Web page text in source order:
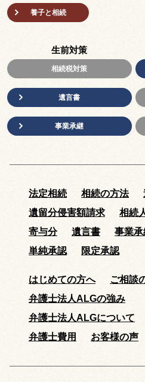
養子と相続
生前対策
相続税対策
遺言書
事業承継
法定相続 相続の方法
遺留分侵害額請求
相続
寄与分
遺言書 事業承
単純承認
限定承認
はじめての方へ
ご相談
弁護士法人ALGの強み
弁護士法人ALGについて
弁護士費用
お客様の声